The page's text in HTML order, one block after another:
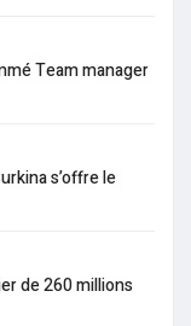
Team manager
s’offre le
de 260 millions